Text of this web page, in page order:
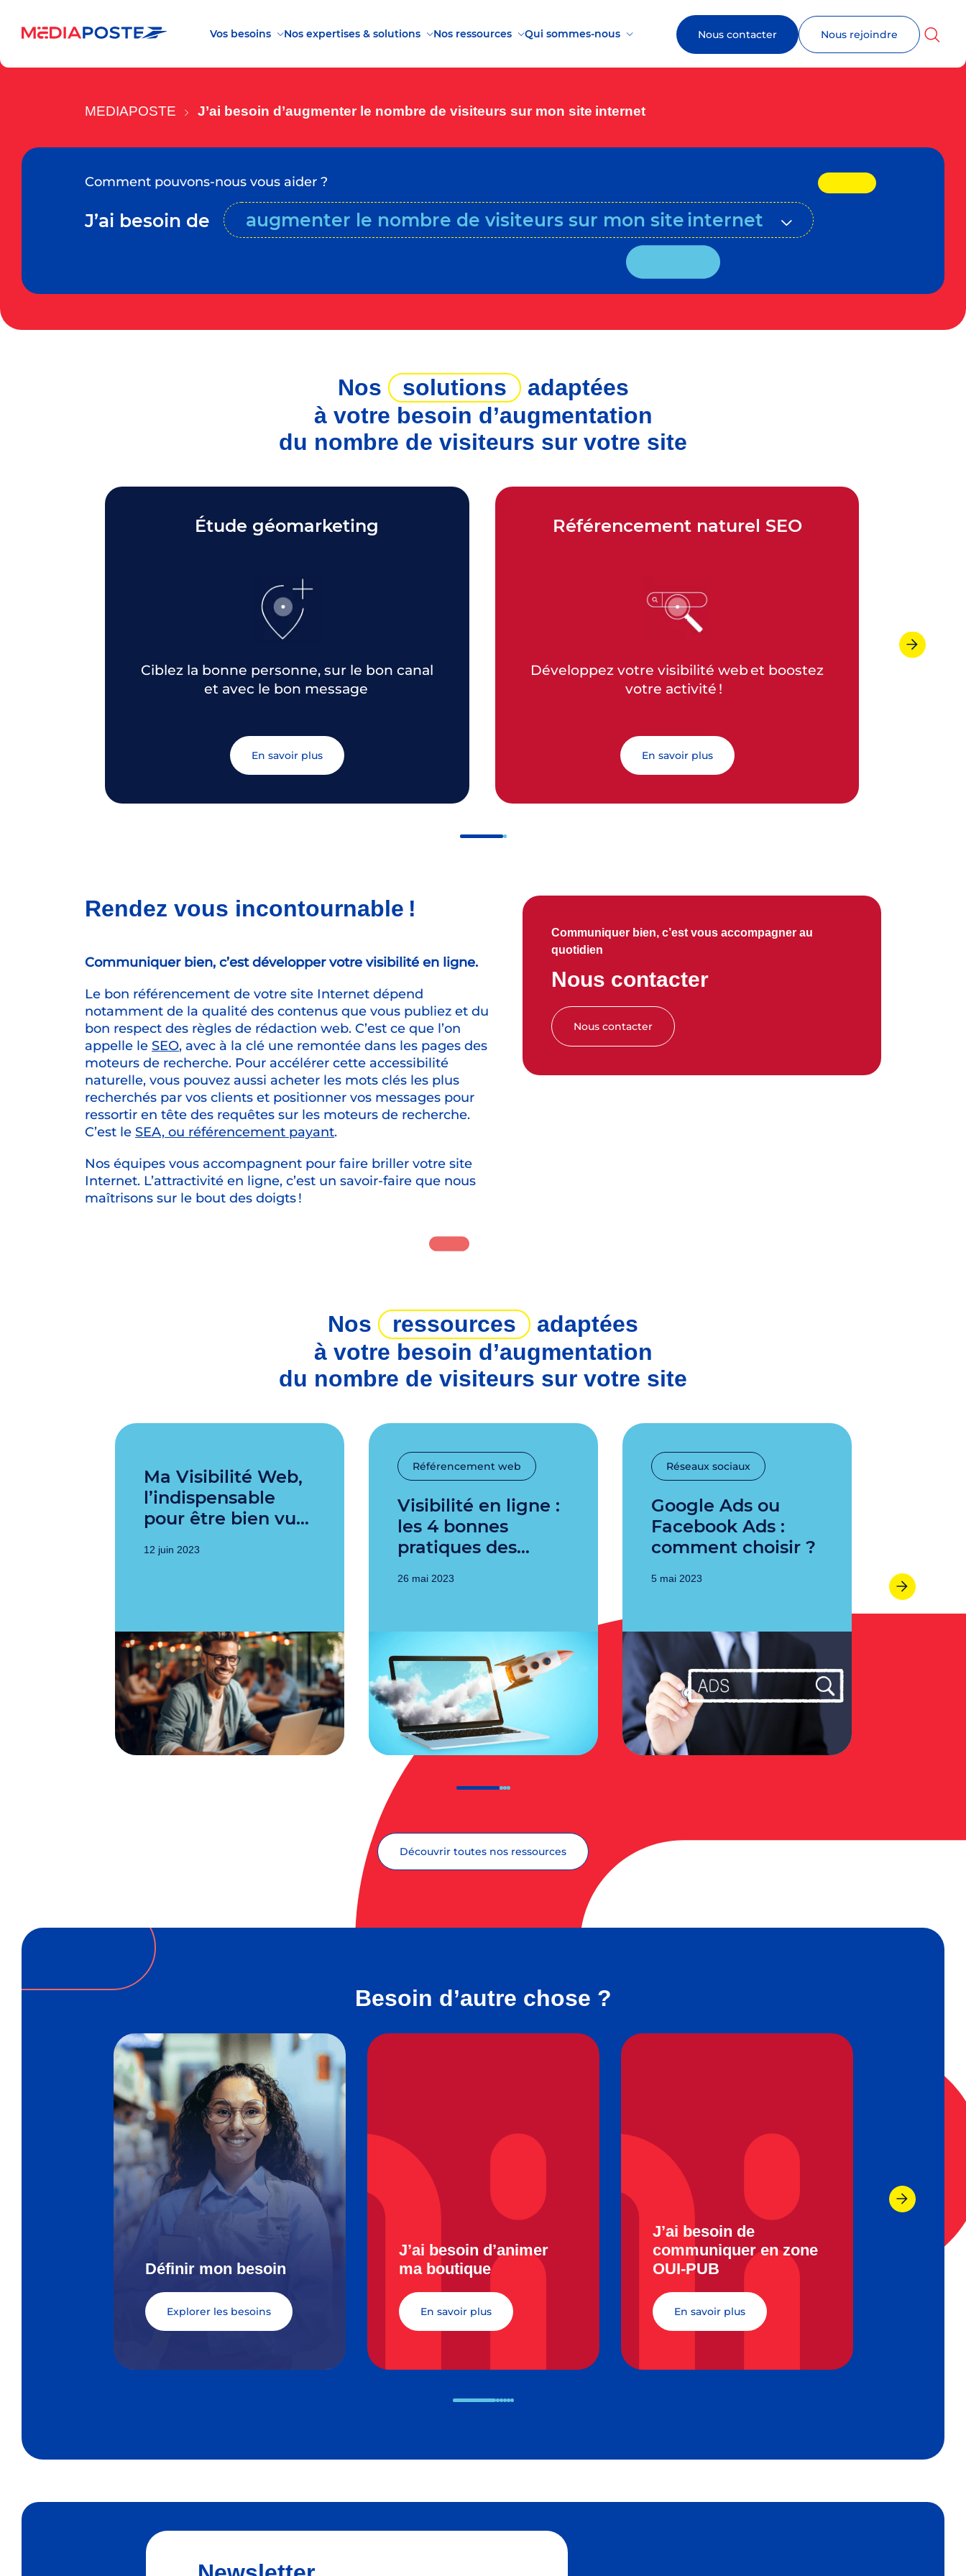
Vos besoins Nos expertises & solutions Nos ressources Qui sommes-nous Nous contacter Nous rejoindre
MEDIAPOSTE J’ai besoin d’augmenter le nombre de visiteurs sur mon site internet
Comment pouvons-nous vous aider ?
J’ai besoin de augmenter le nombre de visiteurs sur mon site internet
Nos solutions adaptées
à votre besoin d’augmentation
du nombre de visiteurs sur votre site
Étude géomarketing
Ciblez la bonne personne, sur le bon canal
et avec le bon message
En savoir plus
Référencement naturel SEO
Développez votre visibilité web et boostez
votre activité !
En savoir plus
Rendez vous incontournable !
Communiquer bien, c’est développer votre visibilité en ligne.
Le bon référencement de votre site Internet dépend
notamment de la qualité des contenus que vous publiez et du
bon respect des règles de rédaction web. C’est ce que l’on
appelle le SEO, avec à la clé une remontée dans les pages des
moteurs de recherche. Pour accélérer cette accessibilité
naturelle, vous pouvez aussi acheter les mots clés les plus
recherchés par vos clients et positionner vos messages pour
ressortir en tête des requêtes sur les moteurs de recherche.
C’est le SEA, ou référencement payant.
Nos équipes vous accompagnent pour faire briller votre site
Internet. L’attractivité en ligne, c’est un savoir-faire que nous
maîtrisons sur le bout des doigts !
Communiquer bien, c’est vous accompagner au
quotidien
Nous contacter
Nous contacter
Nos ressources
adaptées
à votre besoin d’augmentation
du nombre de visiteurs sur votre site
Ma Visibilité Web,
l’indispensable
pour être bien vu…
12 juin 2023
Référencement web
Visibilité en ligne :
les 4 bonnes
pratiques des…
26 mai 2023
Réseaux sociaux
Google Ads ou
Facebook Ads :
comment choisir ?
5 mai 2023
4 décembre
Découvrir toutes nos ressources
Besoin d’autre chose ?
Définir mon besoin
Explorer les besoins
J’ai besoin d’animer
ma boutique
en savoir plus
J’ai besoin de
communiquer en zone
OUI-PUB
en savoir plus
J’ai
jour /